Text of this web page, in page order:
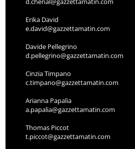
Erika David
e.david@gazzettamatin.com
Davide Pellegrino
d.pellegrino@gazzettamatin.com
Cinzia Timpano
c.timpano@gazzettamatin.com
Arianna Papalia
a.papalia@gazzettamatin.com
Thomas Piccot
t.piccot@gazzettamatin.com